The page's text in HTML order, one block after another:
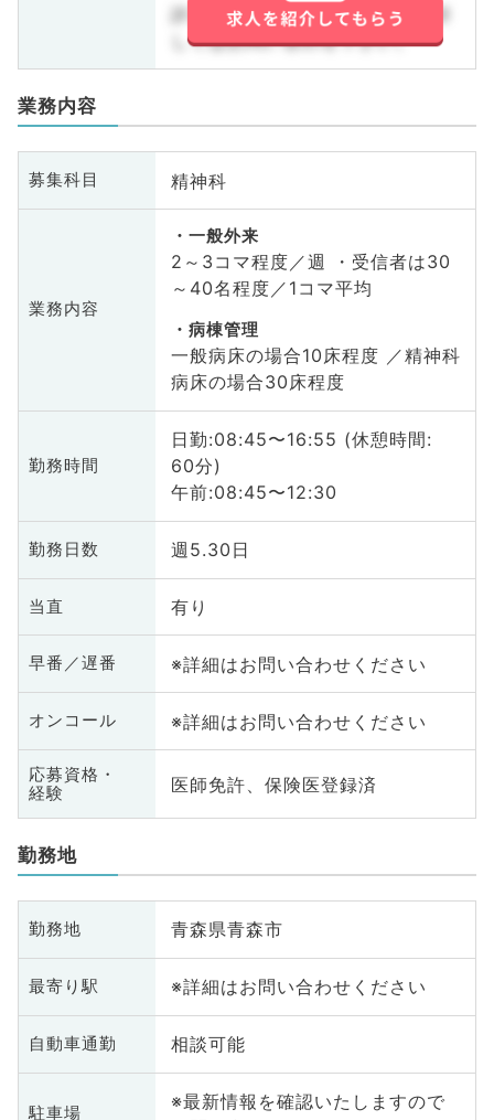
詳しくはお問い合わせ下さい。詳
しくはお問い合わせ下さい。
業務内容
募集科目 精神科
業務内容
一般外来
2～3コマ程度／週 ・受信者は30
～40名程度／1コマ平均
病棟管理
一般病床の場合10床程度 ／精神科
病床の場合30床程度
勤務時間
日勤:08:45〜16:55 (休憩時間:
60分)
午前:08:45〜12:30
勤務日数 週5.30日
当直 有り
早番／遅番 ※詳細はお問い合わせください
オンコール ※詳細はお問い合わせください
応募資格・
経験
医師免許、保険医登録済
勤務地
勤務地 青森県青森市
最寄り駅 ※詳細はお問い合わせください
自動車通勤 相談可能
駐車場
※最新情報を確認いたしますので